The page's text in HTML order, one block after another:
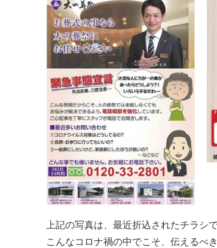
上記の写真は、最近折込されたチラシで
こんなコロナ禍の中でこそ、伝えるべ